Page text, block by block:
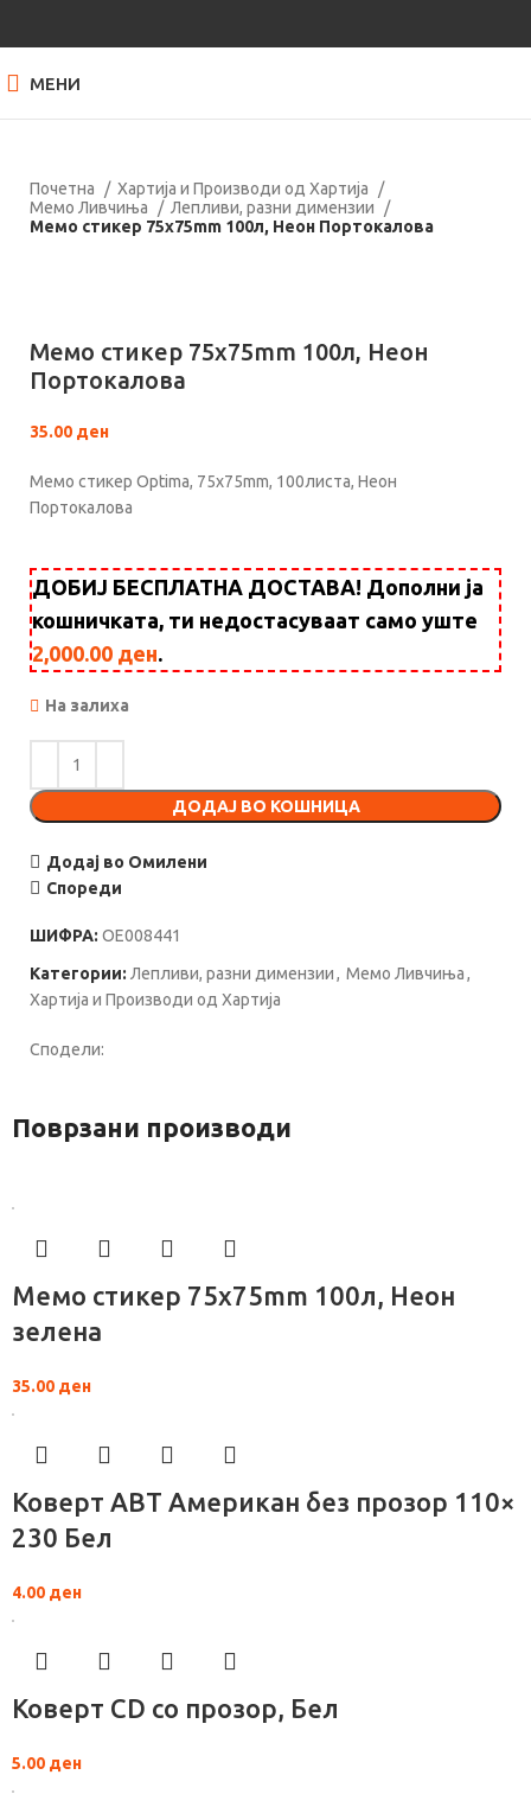
МЕНИ
Почетна
Хартија и Производи од Хартија
Мемо Ливчиња
Лепливи, разни димензии
Мемо стикер 75x75mm 100л, Неон Портокалова
Мемо стикер 75x75mm 100л, Неон
Портокалова
35.00 ден
Мемо стикер Optima, 75x75mm, 100листа, Неон
Портокалова
ДОБИЈ БЕСПЛАТНА ДОСТАВА! Дополни ја
кошничката, ти недостасуваат само уште
2,000.00 ден.
На залиха
ДОДАЈ ВО КОШНИЦА
Додај во Омилени
Спореди
ШИФРА: OE008441
Категории: Лепливи, разни димензии, Мемо Ливчиња,
Хартија и Производи од Хартија
Сподели:
Поврзани производи
Мемо стикер 75x75mm 100л, Неон
зелена
35.00 ден
Коверт АВТ Американ без прозор 110×
230 Бел
4.00 ден
Коверт CD со прозор, Бел
5.00 ден